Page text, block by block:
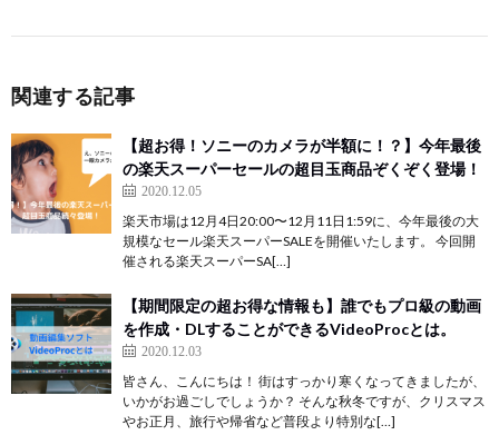
関連する記事
【超お得！ソニーのカメラが半額に！？】今年最後
の楽天スーパーセールの超目玉商品ぞくぞく登場！
2020.12.05
楽天市場は12月4日20:00〜12月11日1:59に、今年最後の大
規模なセール楽天スーパーSALEを開催いたします。 今回開
催される楽天スーパーSA[…]
【期間限定の超お得な情報も】誰でもプロ級の動画
を作成・DLすることができるVideoProcとは。
2020.12.03
皆さん、こんにちは！ 街はすっかり寒くなってきましたが、
いかがお過ごしでしょうか？ そんな秋冬ですが、クリスマス
やお正月、旅行や帰省など普段より特別な[…]